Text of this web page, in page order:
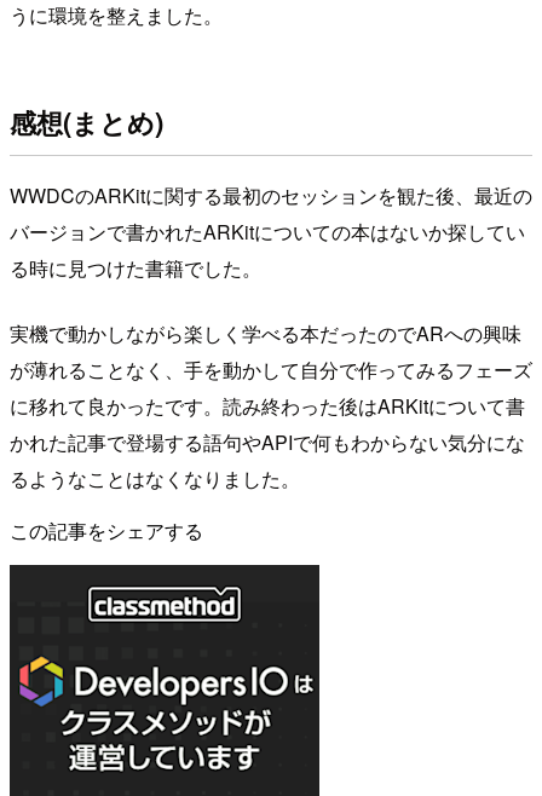
うに環境を整えました。
感想(まとめ)
WWDCのARKitに関する最初のセッションを観た後、最近の
バージョンで書かれたARKitについての本はないか探してい
る時に見つけた書籍でした。
実機で動かしながら楽しく学べる本だったのでARへの興味
が薄れることなく、手を動かして自分で作ってみるフェーズ
に移れて良かったです。読み終わった後はARKitについて書
かれた記事で登場する語句やAPIで何もわからない気分にな
るようなことはなくなりました。
この記事をシェアする